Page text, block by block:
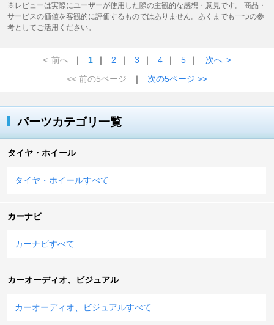
※レビューは実際にユーザーが使用した際の主観的な感想・意見です。 商品・
サービスの価値を客観的に評価するものではありません。あくまでも一つの参
考としてご活用ください。
< 前へ ｜ 1 ｜ 2 ｜ 3 ｜ 4 ｜ 5 ｜ 次へ >
<< 前の5ページ
｜ 次の5ページ >>
パーツカテゴリ一覧
タイヤ・ホイール
タイヤ・ホイールすべて
カーナビ
カーナビすべて
カーオーディオ、ビジュアル
カーオーディオ、ビジュアルすべて